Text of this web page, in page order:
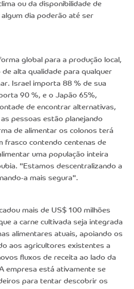
ou da disponibilidade de
dia poderão até ser
global para a produção local,
alta qualidade para qualquer
Israel importa 88 % de sua
90 %, e o Japão 65%,
de encontrar alternativas,
pessoas estão planejando
de alimentar os colonos terá
frasco contendo centenas de
uma população inteira
"Estamos descentralizando a
a mais segura".
mais de US$ 100 milhões
a carne cultivada seja integrada
alimentares atuais, apoiando os
aos agricultores existentes a
fluxos de receita ao lado da
empresa está ativamente se
para tentar descobrir os